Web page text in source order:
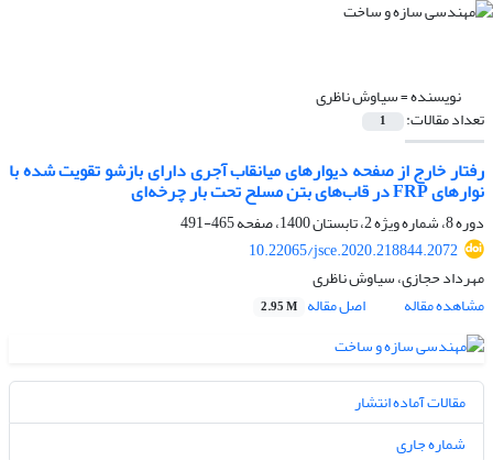
نویسنده =سیاوش ناظری
تعداد مقالات: 1
رفتار خارج از صفحه‌ دیوارهای میانقاب آجری دارای بازشو تقویت شده با
نوارهای FRP در قاب‌های بتن مسلح تحت بار چرخه‌ای
دوره 8، شماره ویژه 2، تابستان 1400، صفحه
465-491
10.22065/jsce.2020.218844.2072
مهرداد حجازی، سیاوش ناظری
مشاهده مقاله
اصل مقاله 2.95 M
مقالات آماده انتشار
شماره جاری